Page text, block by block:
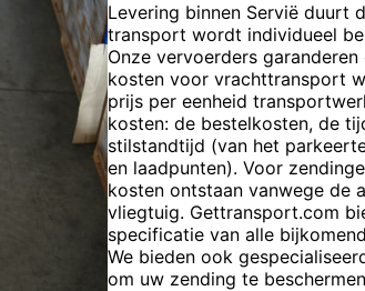
Levering binnen Servië duurt
transport wordt individueel
Onze vervoerders
kosten voor vrachttransport
prijs per eenheid
kosten: de bestelkosten, de
stilstandtijd (van het
en laadpunten). Voor
kosten ontstaan vanwege de
vliegtuig. Gettransport.com
specificatie van alle
We bieden ook
om uw zending te